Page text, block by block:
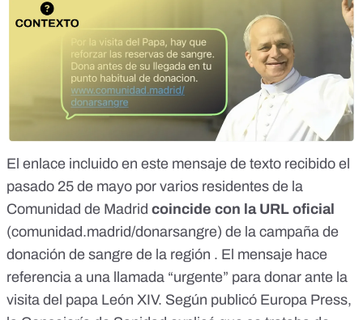
El enlace incluido en este mensaje de texto recibido el
pasado 25 de mayo por varios residentes de la
Comunidad de Madrid coincide con la URL oficial
(comunidad.madrid/donarsangre) de la campaña de
donación de sangre de la región . El mensaje hace
referencia a una llamada “urgente” para donar ante la
visita del papa León XIV. Según publicó Europa Press,